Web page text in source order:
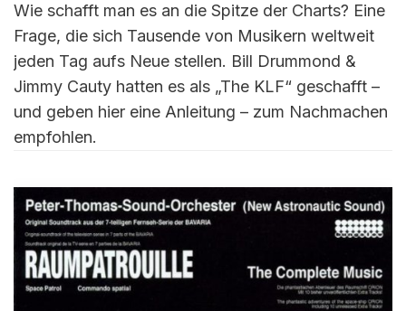
Wie schafft man es an die Spitze der Charts? Eine
Frage, die sich Tausende von Musikern weltweit
jeden Tag aufs Neue stellen. Bill Drummond &
Jimmy Cauty hatten es als „The KLF“ geschafft –
und geben hier eine Anleitung – zum Nachmachen
empfohlen.